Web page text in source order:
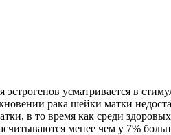
эстрогенов усматривается в
рака шейки матки
в то время как среди
менее чем у 7%